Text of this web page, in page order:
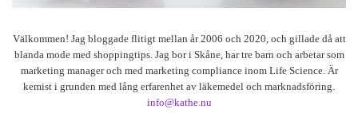
Välkommen! Jag bloggade flitigt mellan år 2006 och 2020, och gillade då att
blanda mode med shoppingtips. Jag bor i Skåne, har tre barn och arbetar som
marketing manager och med marketing compliance inom Life Science. Är
kemist i grunden med lång erfarenhet av läkemedel och marknadsföring.
info@kathe.nu